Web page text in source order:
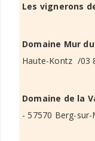
Les vignerons
Domaine Mur
Haute-Kontz /03
Domaine de la
- 57570 Berg-